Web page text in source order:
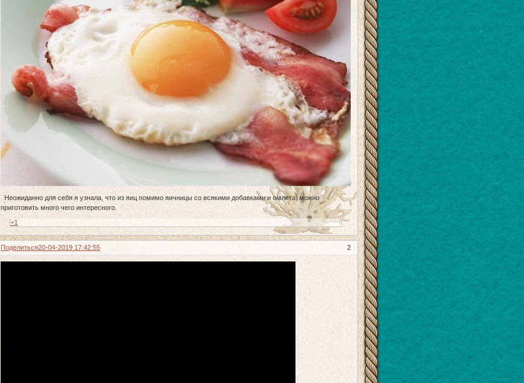
Неожиданно для себя я узнала, что из яиц помимо яичницы со всякими добавками и омлета, можно
приготовить много чего интересного.
+1
Поделиться 2
20-04-2019 17:42:55